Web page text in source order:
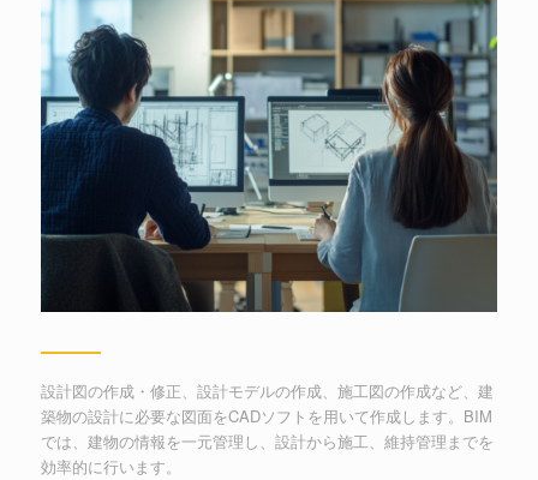
設計図の作成・修正、設計モデルの作成、施工図の作成など、建
築物の設計に必要な図面をCADソフトを用いて作成します。BIM
では、建物の情報を一元管理し、設計から施工、維持管理までを
効率的に行います。